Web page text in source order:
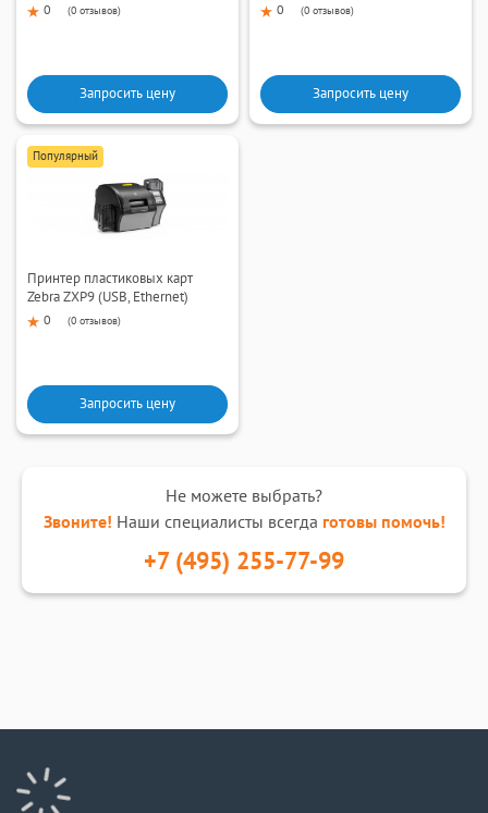
0 (0 отзывов)
Запросить цену
0 (0 отзывов)
Запросить цену
Популярный
Принтер пластиковых карт
Zebra ZXP9 (USB, Ethernet)
0 (0 отзывов)
Запросить цену
Не можете выбрать?
Звоните! Наши специалисты всегда готовы помочь!
+7 (495) 255-77-99